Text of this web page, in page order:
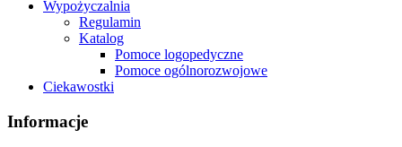
Wypożyczalnia
Regulamin
Katalog
Pomoce logopedyczne
Pomoce ogólnorozwojowe
Ciekawostki
Informacje